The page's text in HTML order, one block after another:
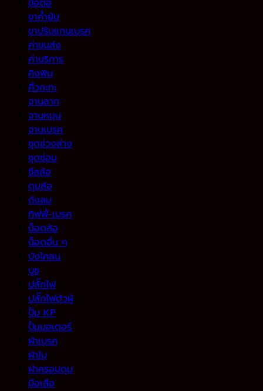
ข้อต่อ
ขาค้ำยัน
ขาปรับแกนเบรค
ค่าขนส่ง
ค่าบริการ
คิงพิน
คิ้วกะทะ
จานลาก
จานหมุน
จานเบรค
ชุดช่วงล่าง
ชุดซ่อม
ซีลล้อ
ดุมล้อ
ถังลม
ทิฟฟี่-เบรค
น็อตล้อ
น็อตอื่น ๆ
บังโคลน
บูช
ปลั๊กไฟ
ปลั๊กไฟตัวผู้
ปั้ม KP
ปั้มมอเตอร์
ผ้าเบรค
ผ้าใบ
ฝาครอบดุม
มือเสือ